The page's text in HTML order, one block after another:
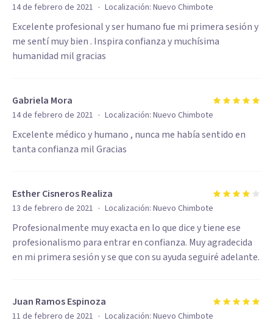
14 de febrero de 2021 · Localización: Nuevo Chimbote
Excelente profesional y ser humano fue mi primera sesión y
me sentí muy bien . Inspira confianza y muchísima
humanidad mil gracias
Gabriela Mora
14 de febrero de 2021 · Localización: Nuevo Chimbote
Excelente médico y humano , nunca me había sentido en
tanta confianza mil Gracias
Esther Cisneros Realiza
13 de febrero de 2021 · Localización: Nuevo Chimbote
Profesionalmente muy exacta en lo que dice y tiene ese
profesionalismo para entrar en confianza. Muy agradecida
en mi primera sesión y se que con su ayuda seguiré adelante.
Juan Ramos Espinoza
11 de febrero de 2021 · Localización: Nuevo Chimbote